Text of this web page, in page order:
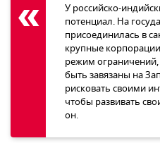
У российско-
потенциал. На
присоединилась в
крупные
режим ограничений,
быть завязаны на
рисковать своими
чтобы развивать
он.